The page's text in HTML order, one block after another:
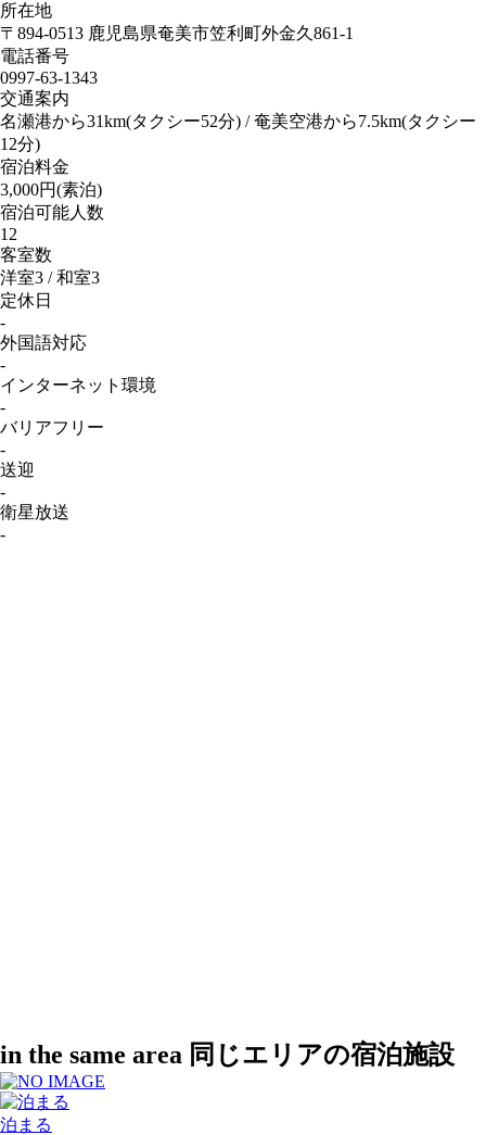
所在地
〒894-0513 鹿児島県奄美市笠利町外金久861-1
電話番号
0997‐63‐1343
交通案内
名瀬港から31km(タクシー52分) / 奄美空港から7.5km(タクシー
12分)
宿泊料金
3,000円(素泊)
宿泊可能人数
12
客室数
洋室3 / 和室3
定休日
-
外国語対応
-
インターネット 環境
-
バリアフリー
-
送迎
-
衛星放送
-
in the same area 同じエリアの宿泊施設
泊まる